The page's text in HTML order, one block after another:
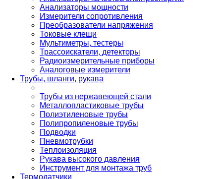
Анализаторы мощности
Измерители сопротивления
Преобразователи напряжения
Токовые клещи
Мультиметры, тестеры
Трассоискатели, детекторы
Радиоизмерительные приборы
Аналоговые измерители
Трубы, шланги, рукава
Трубы из нержавеющей стали
Металлопластиковые трубы
Полиэтиленовые трубы
Полипропиленовые трубы
Подводки
Пневмотрубки
Теплоизоляция
Рукава высокого давления
Инструмент для монтажа труб
Термодатчики